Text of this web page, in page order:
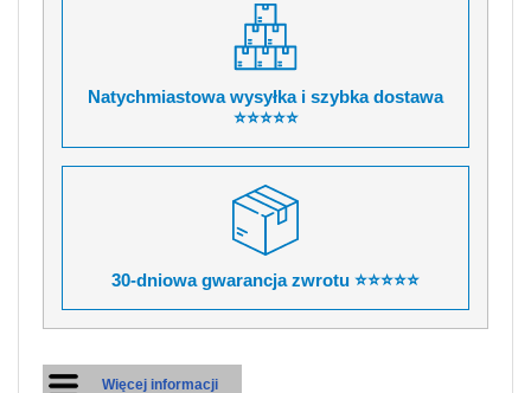
Natychmiastowa wysyłka i szybka dostawa
⭐⭐⭐⭐⭐
30-dniowa gwarancja zwrotu ⭐⭐⭐⭐⭐
Więcej informacji